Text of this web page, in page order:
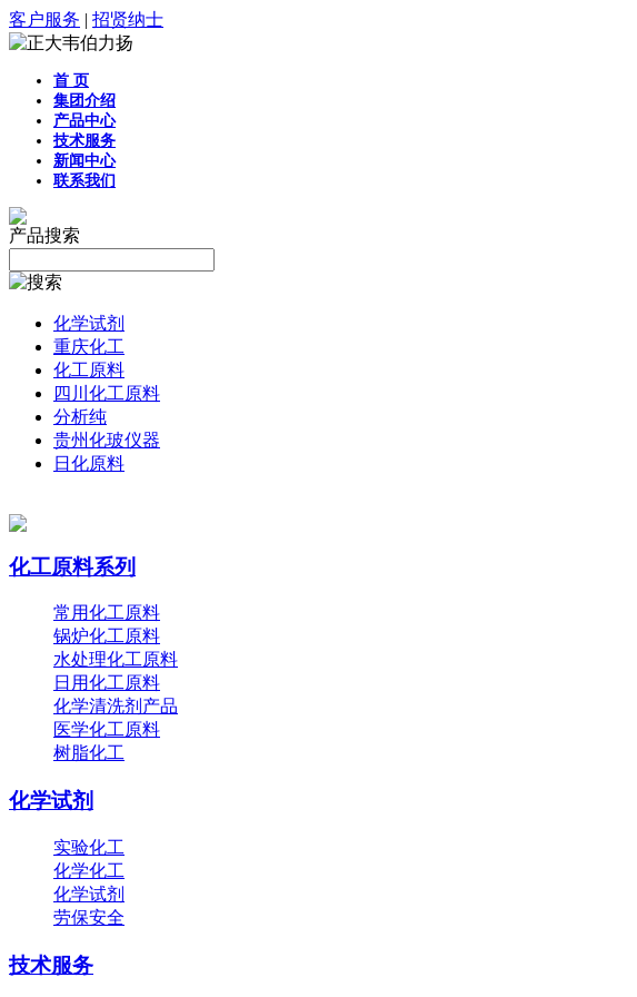
客户服务 | 招贤纳士
首 页
集团介绍
产品中心
技术服务
新闻中心
联系我们
产品搜索
化学试剂
重庆化工
化工原料
四川化工原料
分析纯
贵州化玻仪器
日化原料
化工原料系列
常用化工原料
锅炉化工原料
水处理化工原料
日用化工原料
化学清洗剂产品
医学化工原料
树脂化工
化学试剂
实验化工
化学化工
化学试剂
劳保安全
技术服务